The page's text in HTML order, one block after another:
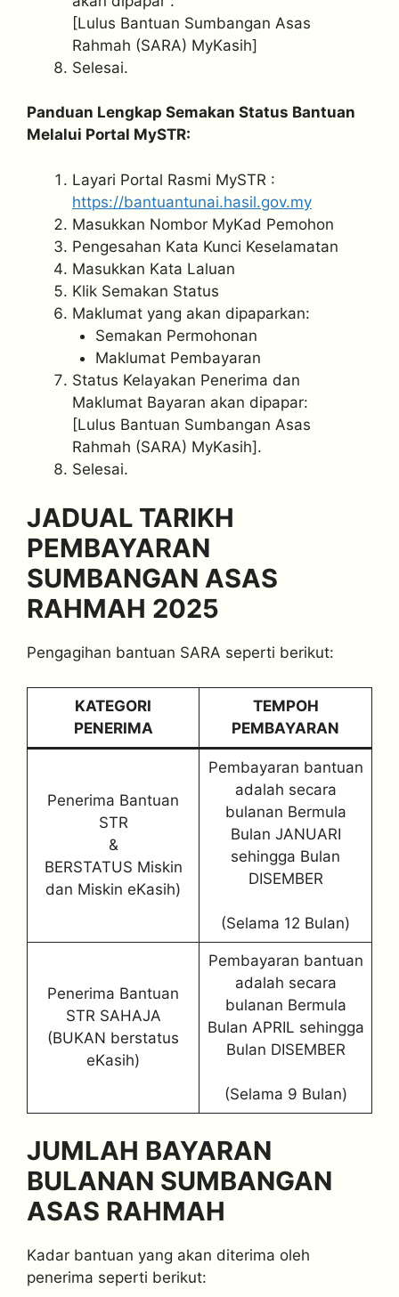
[Lulus Bantuan Sumbangan Asas
Rahmah (SARA) MyKasih]
Selesai.
Panduan Lengkap Semakan Status Bantuan
Melalui Portal MySTR:
Layari Portal Rasmi MySTR :
https://bantuantunai.hasil.gov.my
Masukkan Nombor MyKad Pemohon
Pengesahan Kata Kunci Keselamatan
Masukkan Kata Laluan
Klik Semakan Status
Maklumat yang akan dipaparkan:
Semakan Permohonan
Maklumat Pembayaran
Status Kelayakan Penerima dan
Maklumat Bayaran akan dipapar:
[Lulus Bantuan Sumbangan Asas
Rahmah (SARA) MyKasih].
Selesai.
JADUAL TARIKH
PEMBAYARAN
SUMBANGAN ASAS
RAHMAH 2025
Pengagihan bantuan SARA seperti berikut:
KATEGORI
PENERIMA
TEMPOH
PEMBAYARAN
Penerima Bantuan
STR
&
BERSTATUS Miskin
dan Miskin eKasih)
Pembayaran bantuan
adalah secara
bulanan Bermula
Bulan JANUARI
sehingga Bulan
DISEMBER
(Selama 12 Bulan)
Penerima Bantuan
STR SAHAJA
(BUKAN berstatus
eKasih)
Pembayaran bantuan
adalah secara
bulanan Bermula
Bulan APRIL sehingga
Bulan DISEMBER
(Selama 9 Bulan)
JUMLAH BAYARAN
BULANAN SUMBANGAN
ASAS RAHMAH
Kadar bantuan yang akan diterima oleh
penerima seperti berikut: